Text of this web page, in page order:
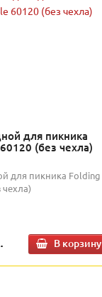
для пикника
(без чехла)
для пикника Folding
чехла)
В корзину